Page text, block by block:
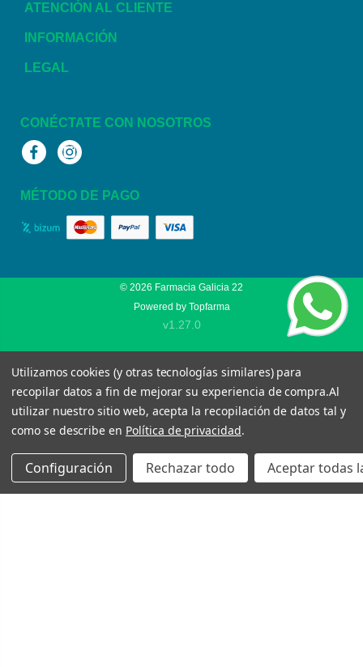
ATENCIÓN AL CLIENTE
INFORMACIÓN
LEGAL
CONÉCTATE CON NOSOTROS
FacebookInstagram
MÉTODO DE PAGO
© 2026 Farmacia Galicia 22
Powered by Topfarma
v1.27.0
Utilizamos cookies (y otras tecnologías similares) para
recopilar datos a fin de mejorar su experiencia de compra.Al
utilizar nuestro sitio web, acepta la recopilación de datos tal y
como se describe en Política de privacidad.
Configuración Rechazar todo Aceptar todas